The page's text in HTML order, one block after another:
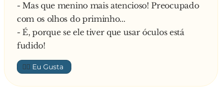
- Você eu não sei! - respondeu o rapaz - Mas eu
pisei num pato!
Triste e desolada, volta para casa e sua mãe, ao
vê-la
chorando pergunta o que aconteceu, e ao saber
de toda
essa história fala para a filha:
- "Pois eu vou lá na loja e vou ganhar o tapete
- Mas que menino mais atencioso! Preocupado
com os olhos do priminho...
- É, porque se ele tiver que usar óculos está
fudido!
👍🏼